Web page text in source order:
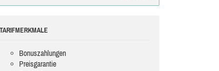
TARIFMERKMALE
Bonuszahlungen
Preisgarantie